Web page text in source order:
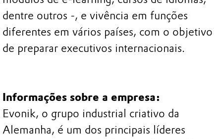
dentre outros -, e vivência em funções
diferentes em vários países, com o objetivo
de preparar executivos internacionais.
Informações sobre a empresa:
Evonik, o grupo industrial criativo da
Alemanha, é um dos principais líderes